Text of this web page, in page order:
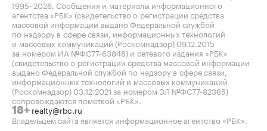
1995–2026 . Сообщения и материалы информационного
агентства «РБК» (свидетельство о регистрации средства
массовой информации выдано Федеральной службой
по надзору в сфере связи, информационных технологий
и массовых коммуникаций (Роскомнадзор) 09.12.2015
за номером ИА №ФС77-63848) и сетевого издания «РБК»
(свидетельство о регистрации средства массовой информации
выдано Федеральной службой по надзору в сфере связи,
информационных технологий и массовых коммуникаций
(Роскомнадзор) 03.12.2021 за номером ЭЛ №ФС77-82385)
сопровождаются пометкой «РБК».
18+ realty@rbc.ru
Владельцем сайта является информационное агентство «РБК».